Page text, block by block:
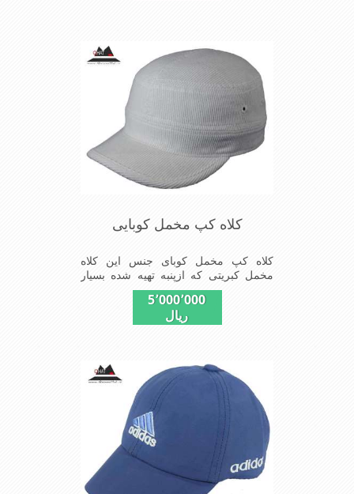
کلاه کپ مخمل کوبایی
کلاه کپ مخمل کوبای جنس این کلاه
مخمل کبریتی که ازپنبه تهیه شده بسیار
سبک و خوش فرم که بر روی سر به طور
کامل می نشیند5٬000٬000
ریال